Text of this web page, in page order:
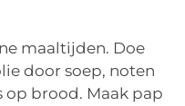
maaltijden. Doe
door soep, noten
brood. Maak pap